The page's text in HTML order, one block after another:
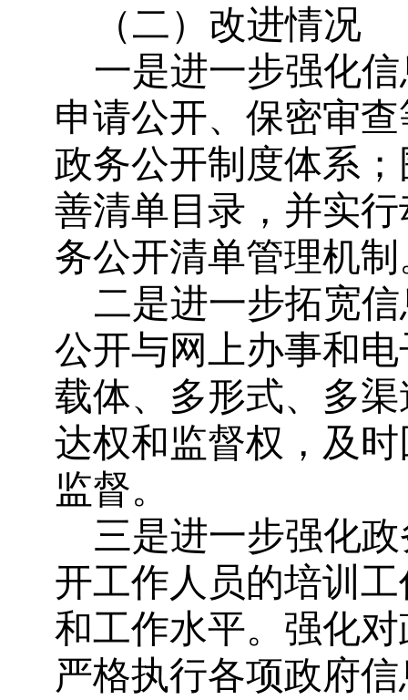
（二）改进情况
一是进一步强化
申请公开、保密审
政务公开制度体系
善清单目录，并实
务公开清单管理机制
二是进一步拓宽
公开与网上办事和
载体、多形式、多
达权和监督权，及
监督。
三是进一步强化
开工作人员的培训
和工作水平。强化
严格执行各项政府